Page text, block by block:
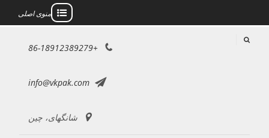
منوی اصلی
+86-18912389279
info@vkpak.com
شانگهای، چین